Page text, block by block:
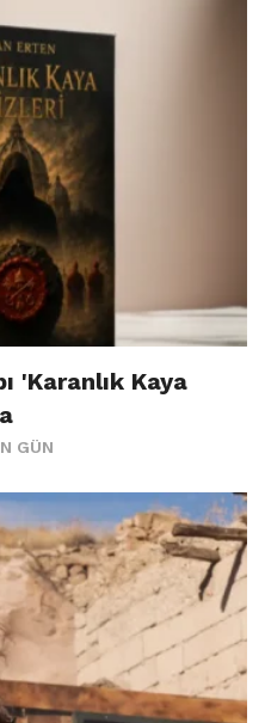
'Karanlık Kaya
GÜN